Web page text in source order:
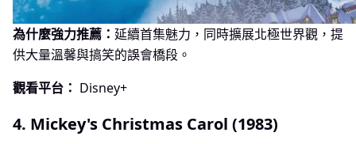
為什麼強力推薦： 延續首集魅力，同時擴展北極世界觀，提
供大量溫馨與搞笑的誤會橋段。
觀看平台： Disney+
4. Mickey's Christmas Carol (1983)